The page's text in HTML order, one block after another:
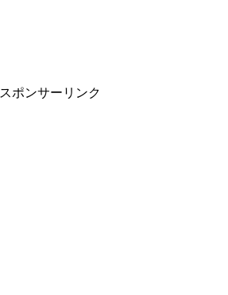
スポンサーリンク